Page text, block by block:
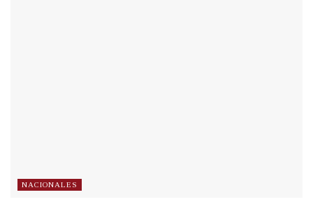
NACIONALES